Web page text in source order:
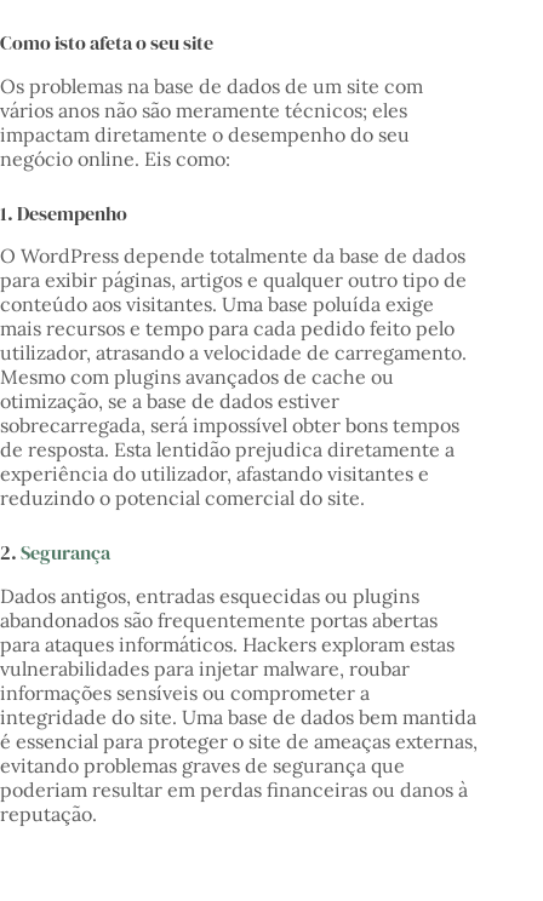
Como isto afeta o seu site
Os problemas na base de dados de um site com
vários anos não são meramente técnicos; eles
impactam diretamente o desempenho do seu
negócio online. Eis como:
1. Desempenho
O WordPress depende totalmente da base de dados
para exibir páginas, artigos e qualquer outro tipo de
conteúdo aos visitantes. Uma base poluída exige
mais recursos e tempo para cada pedido feito pelo
utilizador, atrasando a velocidade de carregamento.
Mesmo com plugins avançados de cache ou
otimização, se a base de dados estiver
sobrecarregada, será impossível obter bons tempos
de resposta. Esta lentidão prejudica diretamente a
experiência do utilizador, afastando visitantes e
reduzindo o potencial comercial do site.
2.Segurança
Dados antigos, entradas esquecidas ou plugins
abandonados são frequentemente portas abertas
para ataques informáticos. Hackers exploram estas
vulnerabilidades para injetar malware, roubar
informações sensíveis ou comprometer a
integridade do site. Uma base de dados bem mantida
é essencial para proteger o site de ameaças externas,
evitando problemas graves de segurança que
poderiam resultar em perdas financeiras ou danos à
reputação.